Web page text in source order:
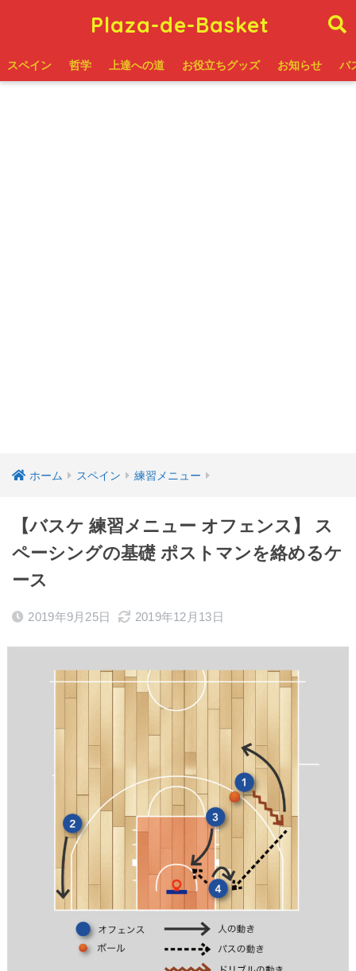
Plaza-de-Basket
スペイン 哲学 上達への道 お役立ちグッズ お知らせ バ
ホーム スペイン 練習メニュー
【バスケ 練習メニュー オフェンス】 ス
ペーシングの基礎 ポストマンを絡めるケ
ース
2019年9月25日 2019年12月13日